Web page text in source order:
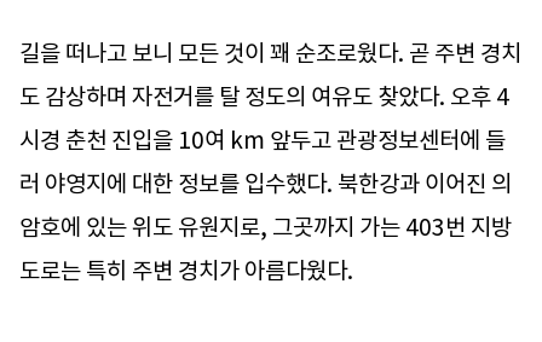
길을 떠나고 보니 모든 것이 꽤 순조로웠다. 곧 주변 경치
도 감상하며 자전거를 탈 정도의 여유도 찾았다. 오후 4
시경 춘천 진입을 10여 km 앞두고 관광정보센터에 들
러 야영지에 대한 정보를 입수했다. 북한강과 이어진 의
암호에 있는 위도 유원지로, 그곳까지 가는 403번 지방
도로는 특히 주변 경치가 아름다웠다.